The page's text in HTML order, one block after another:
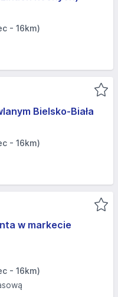
- 16km)
Bielsko-Biała
- 16km)
w markecie
- 16km)